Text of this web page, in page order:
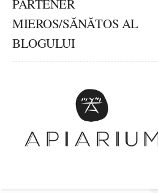
PARTENER
MIEROS/SĂNĂTOS AL
BLOGULUI